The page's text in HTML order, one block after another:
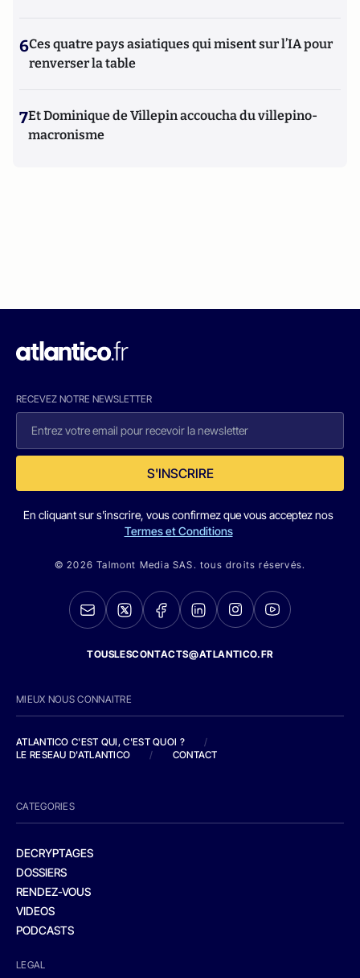
6Ces quatre pays asiatiques qui misent sur l’IA pour
renverser la table
7Et Dominique de Villepin accoucha du villepino-
macronisme
RECEVEZ NOTRE NEWSLETTER
S'INSCRIRE
En cliquant sur s'inscrire, vous confirmez que vous acceptez nos
Termes et Conditions
© 2026 Talmont Media SAS. tous droits réservés.
TOUSLESCONTACTS@ATLANTICO.FR
MIEUX NOUS CONNAITRE
ATLANTICO C'EST QUI, C'EST QUOI ?
/
LE RESEAU D'ATLANTICO
/ CONTACT
CATEGORIES
DECRYPTAGES
DOSSIERS
RENDEZ-VOUS
VIDEOS
PODCASTS
LEGAL